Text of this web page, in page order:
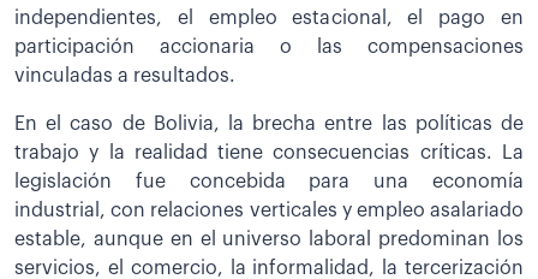
independientes, el empleo estacional, el pago en
participación accionaria o las compensaciones
vinculadas a resultados.
En el caso de Bolivia, la brecha entre las políticas de
trabajo y la realidad tiene consecuencias críticas. La
legislación fue concebida para una economía
industrial, con relaciones verticales y empleo asalariado
estable, aunque en el universo laboral predominan los
servicios, el comercio, la informalidad, la tercerización